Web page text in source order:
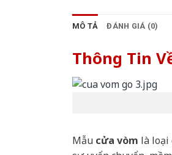
MÔ TẢ ĐÁNH GIÁ (0)
Thông Tin
Mẫu cửa vòm là loại